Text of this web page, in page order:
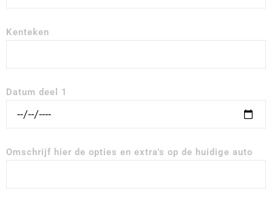
Kenteken
Datum deel 1
Omschrijf hier de opties en extra's op de huidige auto